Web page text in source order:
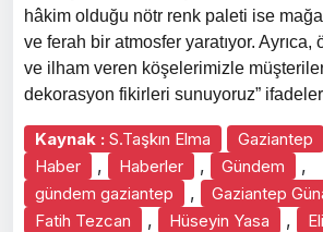
hâkim olduğu nötr renk paleti ise
ve ferah bir atmosfer yaratıyor. Ayrıca,
ve ilham veren köşelerimizle
dekorasyon fikirleri sunuyoruz”
Kaynak : S.Taşkın Elma Gaziantep
Haber , Haberler , Gündem ,
gündem gaziantep , Gaziantep
Fatih Tezcan , Hüseyin Yasa ,